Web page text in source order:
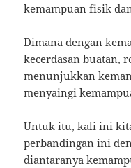
kemampuan fisik
Dimana dengan
kecerdasan buatan,
menunjukkan
menyaingi
Untuk itu, kali ini
perbandingan ini
diantaranya